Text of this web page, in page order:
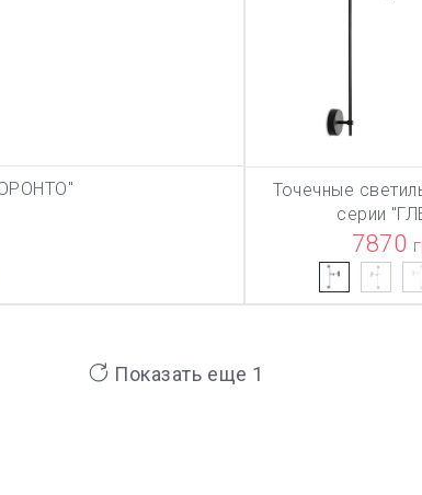
В
Точечные
серии
7870
Показать еще 1